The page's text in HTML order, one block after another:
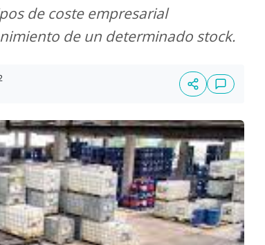
de coste empresarial
de un determinado stock.